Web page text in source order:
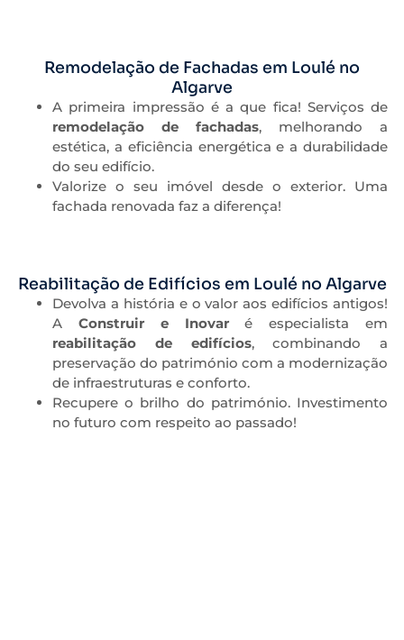
Remodelação de Fachadas em Loulé no
Algarve
A primeira impressão é a que fica! Serviços de
remodelação de fachadas, melhorando a
estética, a eficiência energética e a durabilidade
do seu edifício.
Valorize o seu imóvel desde o exterior. Uma
fachada renovada faz a diferença!
Reabilitação de Edifícios em Loulé no Algarve
Devolva a história e o valor aos edifícios antigos!
A Construir e Inovaré especialista em
reabilitação de edifícios, combinando a
preservação do património com a modernização
de infraestruturas e conforto.
Recupere o brilho do património. Investimento
no futuro com respeito ao passado!